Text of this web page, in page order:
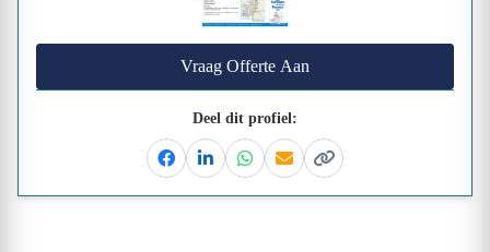
Vraag Offerte Aan
Deel dit profiel:
FacebookLinkedinWhatsapp
EmailKopieer link